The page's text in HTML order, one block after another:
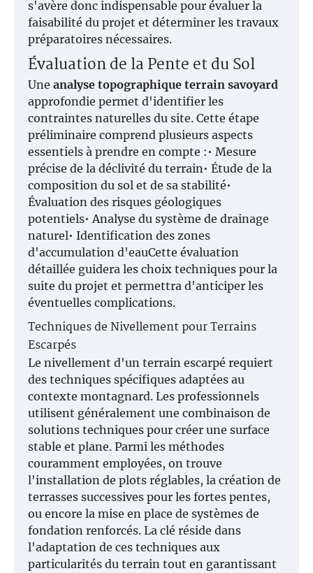
s'avère donc indispensable pour évaluer la
faisabilité du projet et déterminer les travaux
préparatoires nécessaires.
Évaluation de la Pente et du Sol
Une analyse topographique terrain savoyard
approfondie permet d'identifier les
contraintes naturelles du site. Cette étape
préliminaire comprend plusieurs aspects
essentiels à prendre en compte :• Mesure
précise de la déclivité du terrain• Étude de la
composition du sol et de sa stabilité•
Évaluation des risques géologiques
potentiels• Analyse du système de drainage
naturel• Identification des zones
d'accumulation d'eauCette évaluation
détaillée guidera les choix techniques pour la
suite du projet et permettra d'anticiper les
éventuelles complications.
Techniques de Nivellement pour Terrains
Escarpés
Le nivellement d'un terrain escarpé requiert
des techniques spécifiques adaptées au
contexte montagnard. Les professionnels
utilisent généralement une combinaison de
solutions techniques pour créer une surface
stable et plane. Parmi les méthodes
couramment employées, on trouve
l'installation de plots réglables, la création de
terrasses successives pour les fortes pentes,
ou encore la mise en place de systèmes de
fondation renforcés. La clé réside dans
l'adaptation de ces techniques aux
particularités du terrain tout en garantissant